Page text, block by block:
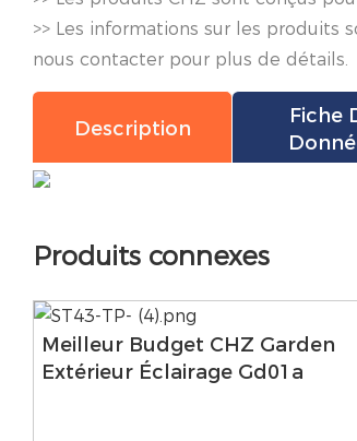
>> Les informations sur les
nous contacter pour plus de détails.
Description
Fiche
Produits connexes
Meilleur Budget CHZ Garden
Extérieur Éclairage Gd01a